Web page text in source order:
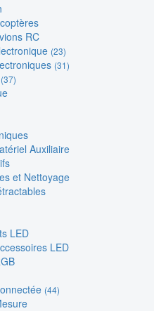
RC
(23)
(31)
(37)
Auxiliaire
et Nettoyage
LED
LED
(44)